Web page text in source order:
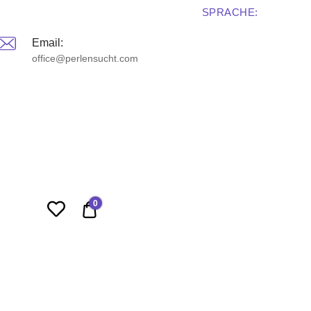
Email:
office@perlensucht.com
SPRACHE:
0,00 €
0